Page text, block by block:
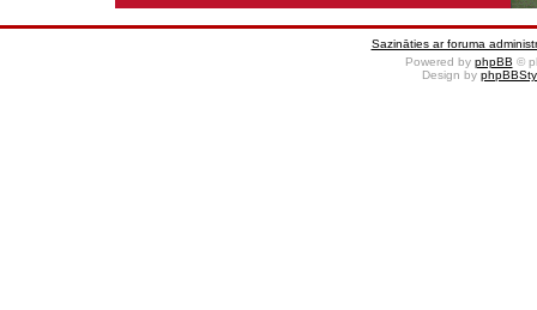
Sazināties ar foruma
Powered by phpBB ©
Design by